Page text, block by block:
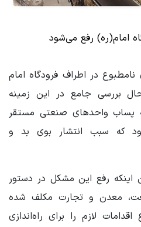
امام(ره) رفع می‌شود
نامطبوع در اطراف فرودگاه امام
بررسی جامع در این زمینه
پساب واحدهای صنعتی مستقر
که سبب انتشار بوی بد و
اینکه رفع این مشکل در دستور
معدن و تجارت مکلف شده
لازم را برای راه‌اندازی